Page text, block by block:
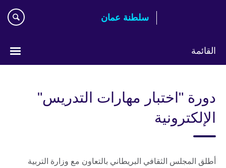
سلطنة عمان
القائمة
دورة "اختبار مهارات التدريس"
الإلكترونية
أطلق المجلس الثقافي البريطاني بالتعاون مع وزارة التربية